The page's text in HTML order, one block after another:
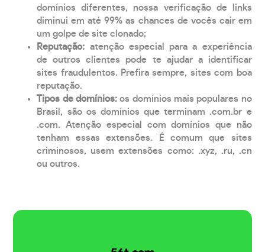
domínios diferentes, nossa verificação de links
diminui em até 99% as chances de vocês cair em
um golpe de site clonado;
Reputação: atenção especial para a experiência
de outros clientes pode te ajudar a identificar
sites fraudulentos. Prefira sempre, sites com boa
reputação.
Tipos de domínios:os domínios mais populares no
Brasil, são os domínios que terminam .com.br e
.com. Atenção especial com domínios que não
tenham essas extensões. É comum que sites
criminosos, usem extensões como: .xyz, .ru, .cn
ou outros.